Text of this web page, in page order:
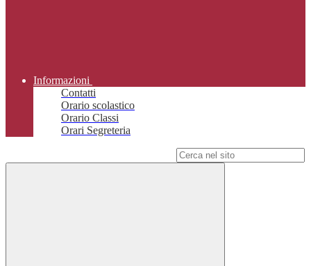
Informazioni
Contatti
Orario scolastico
Orario Classi
Orari Segreteria